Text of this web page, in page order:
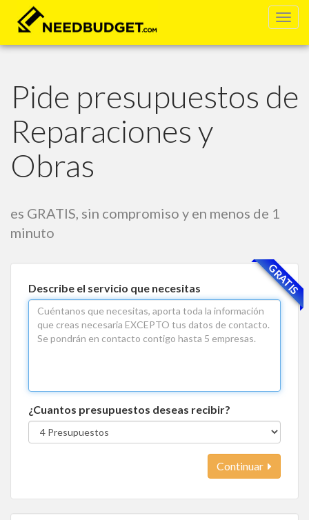
Pide presupuestos de
Reparaciones y
Obras
es GRATIS, sin compromiso y en menos de 1
minuto
GRATIS
Describe el servicio que necesitas
¿Cuantos presupuestos deseas recibir?
Continuar